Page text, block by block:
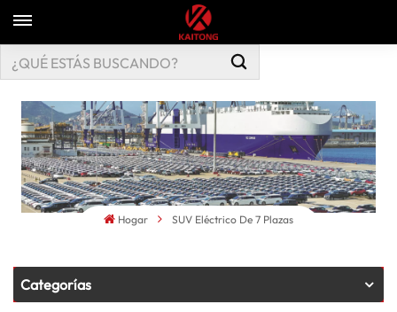
Hogar SUV Eléctrico De 7 Plazas
Categorías